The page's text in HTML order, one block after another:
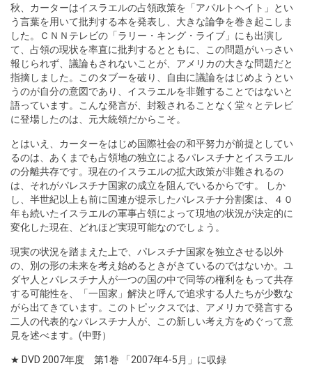
秋、カーターはイスラエルの占領政策を「アパルトヘイト」とい
う言葉を用いて批判する本を発表し、大きな論争を巻き起こしま
した。ＣＮＮテレビの「ラリー・キング・ライブ」にも出演し
て、占領の現状を率直に批判するとともに、この問題がいっさい
報じられず、議論もされないことが、アメリカの大きな問題だと
指摘しました。このタブーを破り、自由に議論をはじめようとい
うのが自分の意図であり、イスラエルを非難することではないと
語っています。こんな発言が、封殺されることなく堂々とテレビ
に登場したのは、元大統領だからこそ。
とはいえ、カーターをはじめ国際社会の和平努力が前提としてい
るのは、あくまでも占領地の独立によるパレスチナとイスラエル
の分離共存です。現在のイスラエルの拡大政策が非難されるの
は、それがパレスチナ国家の成立を阻んでいるからです。 しか
し、半世紀以上も前に国連が提示したパレスチナ分割案は、４０
年も続いたイスラエルの軍事占領によって現地の状況が決定的に
変化した現在、どれほど実現可能なのでしょう。
現実の状況を踏まえた上で、パレスチナ国家を独立させる以外
の、別の形の未来を考え始めるときがきているのではないか。ユ
ダヤ人とパレスチナ人が一つの国の中で同等の権利をもって共存
する可能性を、「一国家」解決と呼んで追求する人たちが少数な
がら出てきています。このトピックスでは、アメリカで発言する
二人の代表的なパレスチナ人が、この新しい考え方をめぐって意
見を述べます。(中野）
★ DVD 2007年度 第1巻 「2007年4-5月」に収録